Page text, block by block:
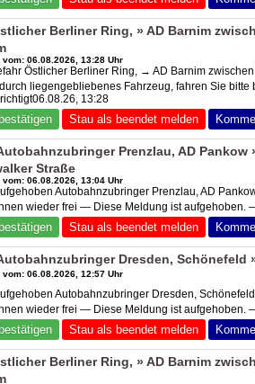
Berliner Ring, »AD Barnim
vom: 06.08.2026, 13:28 Uhr
Östlicher Berliner Ring, → AD Barnim
liegengebliebenes Fahrzeug, fahren Sie bitte
13:28
Stau als beendet melden
Prenzlau, AD Pankow
Straße
vom: 06.08.2026, 13:04 Uhr
Autobahnzubringer Prenzlau,AD
wieder frei — Diese Meldung ist aufgehoben.
Stau als beendet melden
Dresden, Schönefeld
vom: 06.08.2026, 12:57 Uhr
Autobahnzubringer Dresden,
wieder frei — Diese Meldung ist aufgehoben.
Stau als beendet melden
Berliner Ring, »AD Barnim